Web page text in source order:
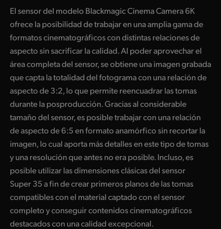
El sensor del modelo Blackmagic Cinema Camera 6K
ofrece la posibilidad de trabajar en una amplia gama de
formatos cinematográficos con distintas relaciones de
aspecto sin sacrificar la calidad. Al poder aprovechar el
área completa del sensor, se obtiene una imagen grabada
que capta la totalidad del fotograma con una relación de
aspecto de 3:2, lo que permite reencuadrar las tomas
durante la posproducción. Gracias al considerable
tamaño del sensor, es posible trabajar con una relación
de aspecto de 6:5 en formato anamórfico sin recortar la
imagen, lo cual aporta más detalles en este tipo de tomas
y una resolución que antes no era posible. Incluso, es
posible utilizar las dimensiones clásicas del sensor
Super 35 a fin de crear primeros planos de las tomas
compatibles con el material captado con el sensor
completo y conseguir contenidos cinematográficos
destacados con una calidad excepcional.